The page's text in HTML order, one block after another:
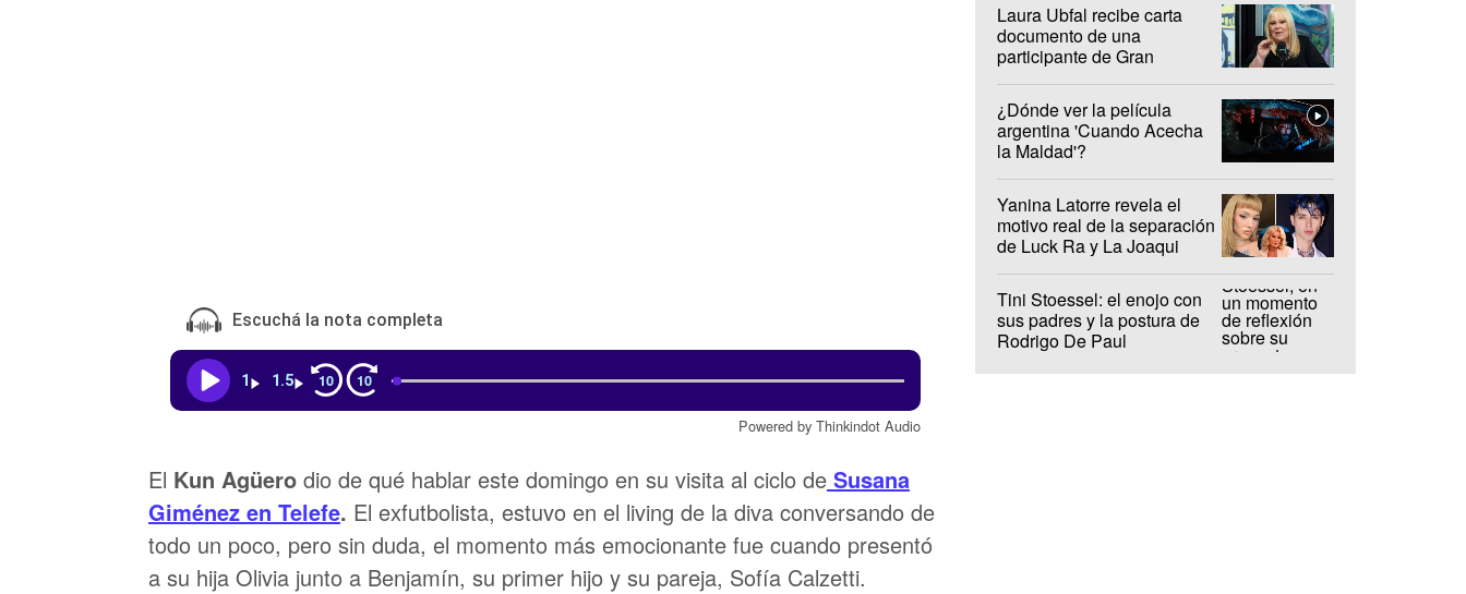
Escuchá la nota completa
1 1.5 10 10
Powered by Thinkindot Audio
El Kun Agüero dio de qué hablar este domingo en su visita al ciclo de Susana
Giménez en Telefe. El exfutbolista, estuvo en el living de la diva conversando de
todo un poco, pero sin duda, el momento más emocionante fue cuando presentó
a su hija Olivia junto a Benjamín, su primer hijo y su pareja, Sofía Calzetti.
Laura Ubfal recibe carta
documento de una
participante de Gran
¿Dónde ver la película
argentina 'Cuando Acecha
la Maldad'?
Yanina Latorre revela el
motivo real de la separación
de Luck Ra y La Joaqui
Tini Stoessel: el enojo con
sus padres y la postura de
Rodrigo De Paul